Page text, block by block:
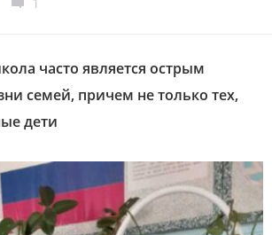
часто является острым
семей, причем не только тех,
дети